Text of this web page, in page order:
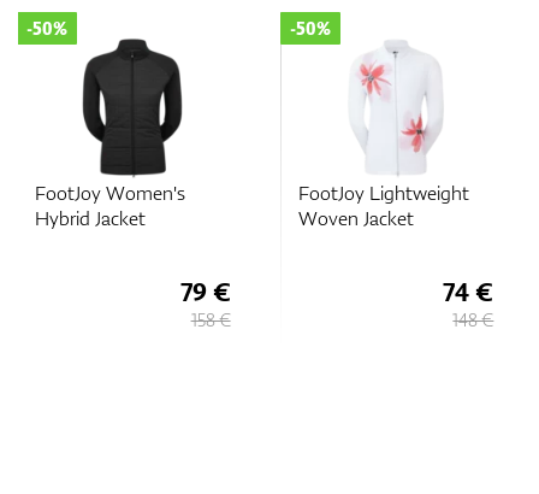
FootJoy Lightweight
Woven Jacket
-50%
74 €
148 €
FootJoy Women's
Hybrid Jacket
-50%
77 €
154 €